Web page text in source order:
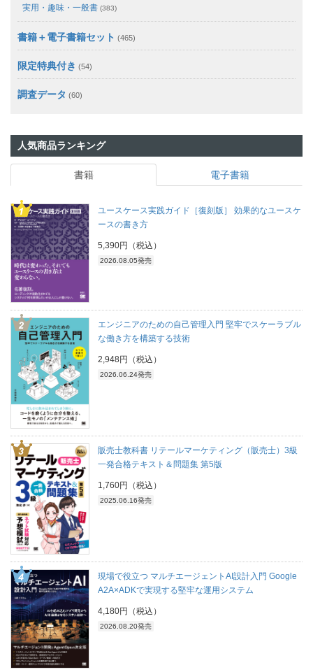
実用・趣味・一般書 (383)
書籍＋電子書籍セット (465)
限定特典付き (54)
調査データ (60)
人気商品ランキング
書籍 電子書籍
ユースケース実践ガイド［復刻版］ 効果的なユースケ
ースの書き方
5,390円（税込）
2026.08.05発売
エンジニアのための自己管理入門 堅牢でスケーラブル
な働き方を構築する技術
2,948円（税込）
2026.06.24発売
販売士教科書 リテールマーケティング（販売士）3級
一発合格テキスト＆問題集 第5版
1,760円（税込）
2025.06.16発売
現場で役立つ マルチエージェントAI設計入門 Google
A2A×ADKで実現する堅牢な運用システム
4,180円（税込）
2026.08.20発売